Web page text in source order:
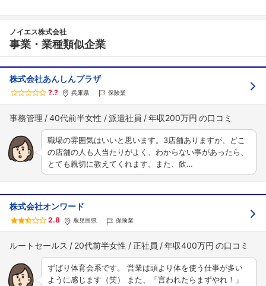
ノイエス株式会社
事業・業種類似企業
株式会社あんしんプラザ
?.? 兵庫県 保険業
事務管理 40代前半女性 派遣社員 年収200万円
職場の雰囲気はいいと思います。3店舗ありますが、どこ
の店舗の人も人当たりがよく、わからない事があったら、
とても親切に教えてくれます。また、飲…
株式会社オンワード
2.8 鹿児島県 保険業
ルートセールス 20代前半女性 正社員 年収400万円
ずばり体育会系です。 営業は頭より体を使う仕事が多い
ように感じます（笑） また、「言われたらまずやれ！」